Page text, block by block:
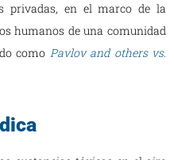
privadas, en el marco de la
humanos de una comunidad
como Pavlov and others vs.